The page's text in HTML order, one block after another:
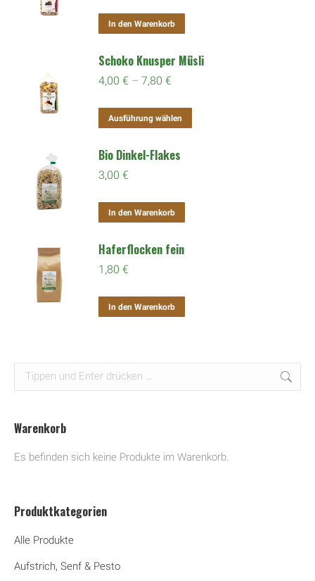
In den Warenkorb
Schoko Knusper Müsli
4,00 € – 7,80 €
Ausführung wählen
Bio Dinkel-Flakes
3,00 €
In den Warenkorb
Haferflocken fein
1,80 €
In den Warenkorb
Search:
Warenkorb
Es befinden sich keine Produkte im Warenkorb.
Produktkategorien
Alle Produkte
Aufstrich, Senf & Pesto